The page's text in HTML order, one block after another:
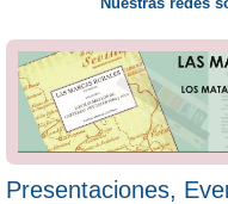
Presentaciones,